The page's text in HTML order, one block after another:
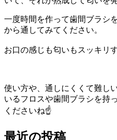
一度時間を作って歯間ブラシ
から通してみてください。
お口の感じも匂いもスッキリ
使い方や、通しにくくて難し
いるフロスや歯間ブラシを持
くださいね☝️
最近の投稿